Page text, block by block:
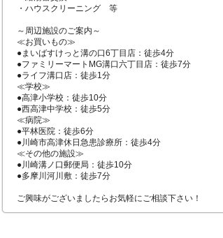
・ハウスクリーニング　等
～周辺施設のご案内～
≪お買いもの≫
●まいばすけっと溝の口6丁目店：徒歩4分
●ファミリーマートMG溝口六丁目店：徒歩7分
●ライフ溝口店：徒歩1分
≪学校≫
●高津小学校：徒歩10分
●西高津中学校：徒歩5分
≪病院≫
●平林医院：徒歩6分
●川崎市高津休日急患診療所：徒歩4分
≪その他の施設≫
●川崎溝ノ口郵便局：徒歩10分
●多摩川河川敷：徒歩7分
ご興味がございましたらお気軽にご相談下さい！